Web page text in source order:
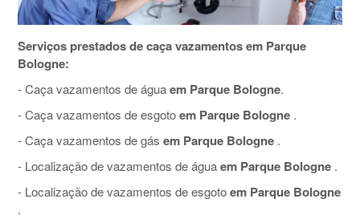
Serviços prestados de caça vazamentos em Parque
Bologne:
- Caça vazamentos de águaem Parque Bologne.
- Caça vazamentos de esgotoem Parque Bologne .
- Caça vazamentos de gás em Parque Bologne .
- Localização de vazamentos de águaem Parque Bologne .
- Localização de vazamentos de esgotoem Parque Bologne
.